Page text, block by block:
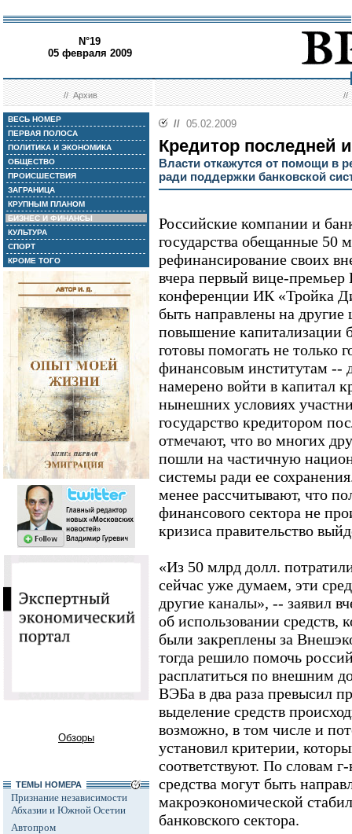
N°19
05 февраля 2009
//Архив //
ВЕСЬ НОМЕР
ПЕРВАЯ ПОЛОСА
ПОЛИТИКА И ЭКОНОМИКА
ОБЩЕСТВО
ПРОИСШЕСТВИЯ
ЗАГРАНИЦА
КРУПНЫМ ПЛАНОМ
БИЗНЕС И ФИНАНСЫ
КУЛЬТУРА
СПОРТ
КРОМЕ ТОГО
Обзоры
ТЕМЫ НОМЕРА
Признание независимости
Абхазии и Южной Осетии
Автопром
// 05.02.2009
Кредитор последней
Власти откажутся от помощи в
ради поддержки банковской
Российские компании и
государства обещанные 50
рефинансирование своих
вчера первый вице-
конференции ИК «Тройка
быть направлены на другие
повышение капитализации
готовы помогать не только
финансовым институтам --
намерено войти в капитал
нынешних условиях
государство кредитором
отмечают, что во многих
пошли на частичную
системы ради ее
менее рассчитывают, что
финансового сектора не
кризиса правительство
«Из 50 млрд долл.
сейчас уже думаем, эти
другие каналы», -- заявил
об использовании средств,
были закреплены за
тогда решило помочь
расплатиться по внешним
ВЭБа в два раза превысил
выделение средств
возможно, в том числе и
установил критерии,
соответствуют. По словам
средства могут быть
макроэкономической
банковского сектора.